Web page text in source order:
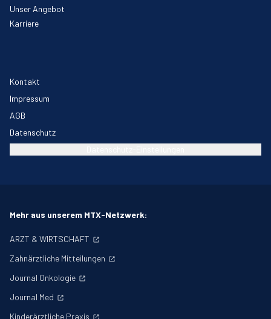
Unser Angebot
Karriere
Kontakt
Impressum
AGB
Datenschutz
Mehr aus unserem MTX-Netzwerk:
ARZT & WIRTSCHAFT
Zahnärztliche Mitteilungen
Journal Onkologie
Journal Med
Kinderärztliche Praxis